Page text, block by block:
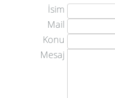
İsim
Mail
Konu
Mesaj